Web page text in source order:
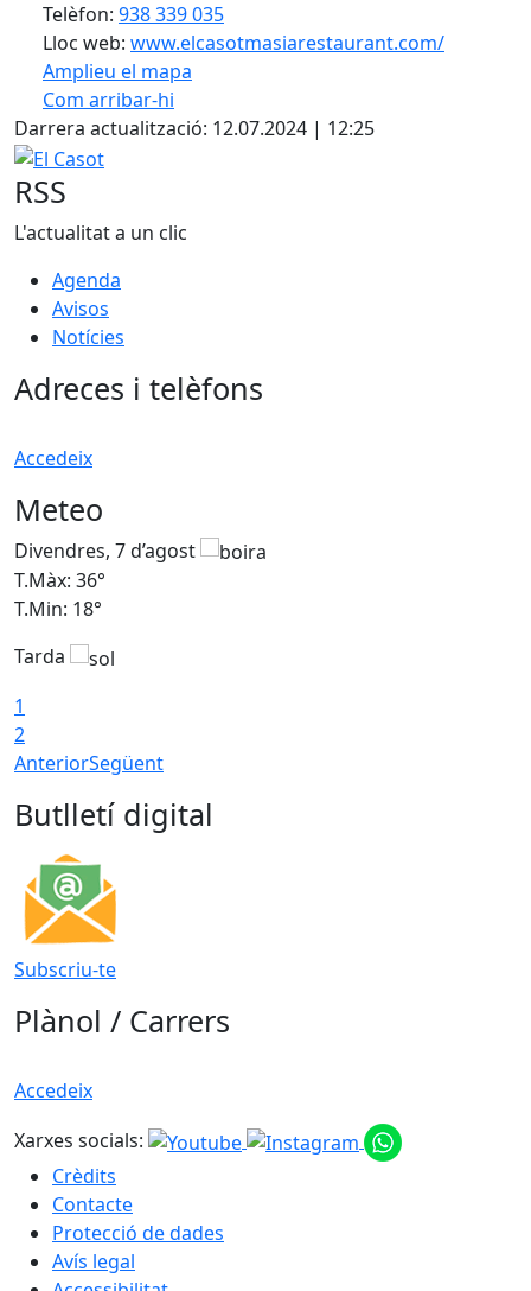
Telèfon: 938 339 035
Lloc web: www.elcasotmasiarestaurant.com/
Amplieu el mapa
Com arribar-hi
+
−
Darrera actualització: 12.07.2024 | 12:25
El Casot
RSS
L'actualitat a un clic
Agenda
Avisos
Notícies
Adreces i telèfons
Accedeix
Meteo
Divendres, 7 d’agost
T.Màx: 36°
T.Min: 18°
Tarda
1
2
AnteriorSegüent
Butlletí digital
Subscriu-te
Plànol / Carrers
Accedeix
Xarxes socials:
Crèdits
Contacte
Protecció de dades
Avís legal